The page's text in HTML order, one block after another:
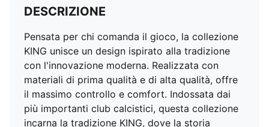
DESCRIZIONE
Pensata per chi comanda il gioco, la collezione
KING unisce un design ispirato alla tradizione
con l'innovazione moderna. Realizzata con
materiali di prima qualità e di alta qualità, offre
il massimo controllo e comfort. Indossata dai
più importanti club calcistici, questa collezione
incarna la tradizione KING, dove la storia